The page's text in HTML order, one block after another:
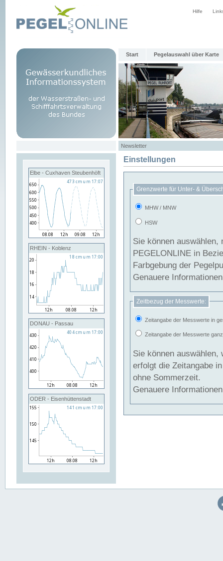
Hilfe
Start Pegelauswahl über Karte
Newsletter
Elbe - Cuxhaven Steubenhöft
RHEIN - Koblenz
DONAU - Passau
ODER - Eisenhüttenstadt
Einstellungen
Grenzwerte für Unter- &
MHW / MNW
HSW
Sie können
PEGELONLINE in Beziehung
Farbgebung der
Genauere
Zeitbezug der Messwerte:
Zeitangabe der Messwerte in
Zeitangabe der Messwerte
Sie können auswählen,
erfolgt die Zeitangabe
ohne Sommerzeit.
Genauere